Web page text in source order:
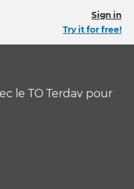
Sign in
Try it for free!
le TO Terdav pour